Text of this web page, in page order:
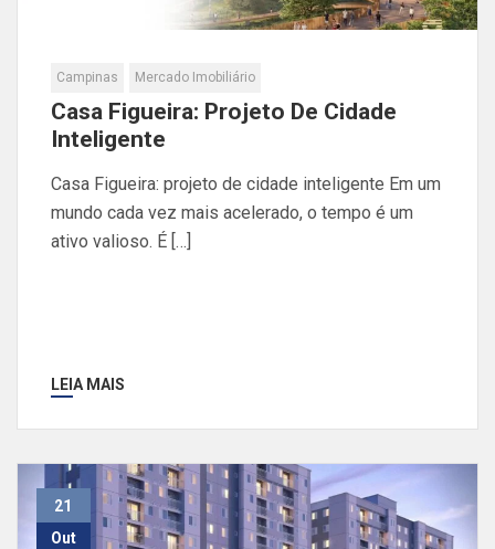
Campinas Mercado Imobiliário
Casa Figueira: Projeto De Cidade
Inteligente
Casa Figueira: projeto de cidade inteligente Em um
mundo cada vez mais acelerado, o tempo é um
ativo valioso. É […]
LEIA MAIS
21
Out